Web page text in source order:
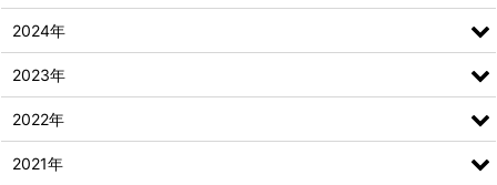
2024年
2023年
2022年
2021年